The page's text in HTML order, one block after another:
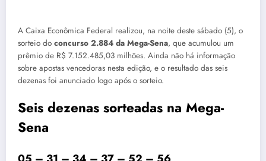
A Caixa Econômica Federal realizou, na noite deste sábado (5), o
sorteio do concurso 2.884 da Mega-Sena, que acumulou um
prêmio de R$ 7.152.485,03 milhões. Ainda não há informação
sobre apostas vencedoras nesta edição, e o resultado das seis
dezenas foi anunciado logo após o sorteio.
Seis dezenas sorteadas na Mega-
Sena